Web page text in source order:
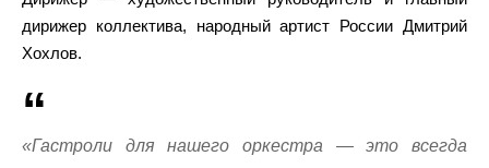
дирижер коллектива, народный артист России Дмитрий
Хохлов.
«Гастроли для нашего оркестра — это всегда